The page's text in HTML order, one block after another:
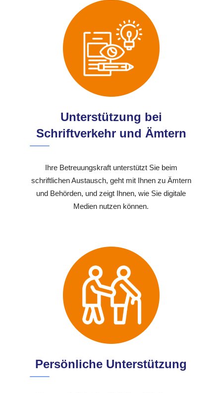
Unterstützung bei
Schriftverkehr und Ämtern
Ihre Betreuungskraft unterstützt Sie beim
schriftlichen Austausch, geht mit Ihnen zu Ämtern
und Behörden, und zeigt Ihnen, wie Sie digitale
Medien nutzen können.
Persönliche Unterstützung